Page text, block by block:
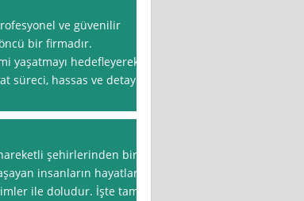
ve güvenilir
bir firmadır.
hedefleyerek,
süreci, hassas ve detaylı
şehirlerinden biri
insanların hayatları,
ile doludur. İşte tam